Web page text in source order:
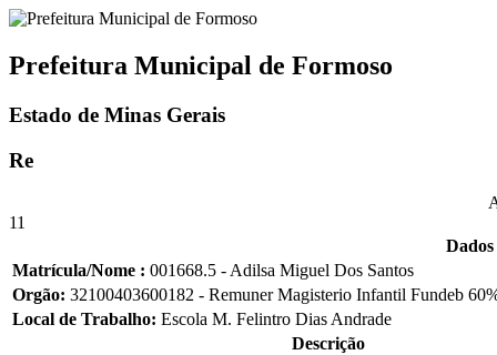
Prefeitura Municipal de Formoso
Estado de Minas Gerais
Re
11
Matrícula/Nome : 001668.5 - Adilsa Miguel Dos Santos
Orgão: 32100403600182 - Remuner Magisterio Infantil Fundeb
Local de Trabalho: Escola M. Felintro Dias Andrade
Descrição